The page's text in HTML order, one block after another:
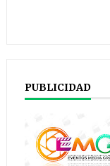
PUBLICIDAD